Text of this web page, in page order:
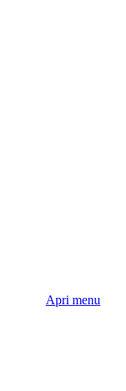
Apri menu